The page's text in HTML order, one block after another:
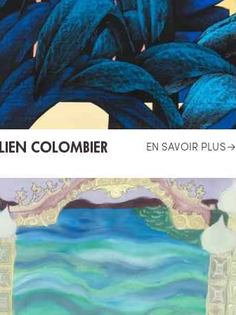
COLOMBIER EN SAVOIR PLUS →